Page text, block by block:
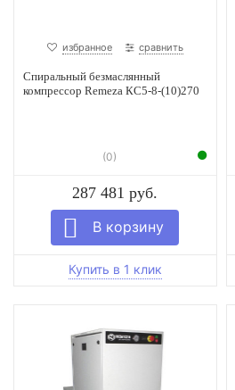
избранное сравнить
Спиральный безмаслянный
компрессор Remeza КС5-8-(10)270
(0)
287 481 руб.